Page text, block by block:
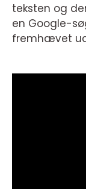
teksten og
en Google-
fremhævet